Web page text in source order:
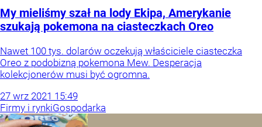
My mieliśmy szał na lody Ekipa, Amerykanie
szukają pokemona na ciasteczkach Oreo
Nawet 100 tys. dolarów oczekują właściciele ciasteczka
Oreo z podobizną pokemona Mew. Desperacja
kolekcjonerów musi być ogromna.
27 wrz 2021 15:49
Firmy i rynkiGospodarka